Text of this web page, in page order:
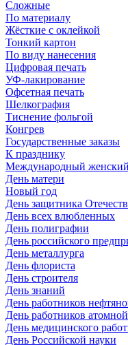
Сложные
По материалу
Жёсткие с оклейкой
Тонкий картон
По виду нанесения
Цифровая печать
УФ-лакирование
Офсетная печать
Шелкография
Тиснение фольгой
Конгрев
Государственные заказы
К празднику
Международный
День матери
Новый год
День защитника
День всех влюбленных
День полиграфии
День российского
День металлурга
День флориста
День строителя
День знаний
День работников
День работников
День медицинского
День Российской науки